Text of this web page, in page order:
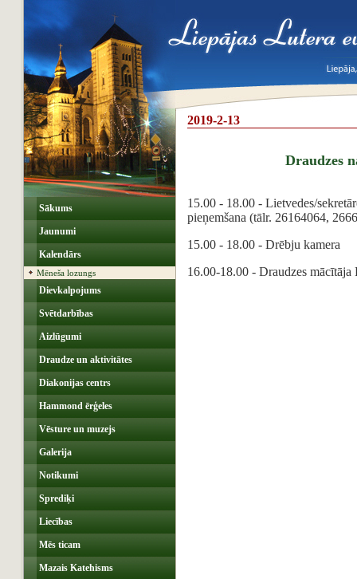
Sākums
Jaunumi
Kalendārs
Mēneša lozungs
Dievkalpojums
Svētdarbības
Aizlūgumi
Draudze un aktivitātes
Diakonijas centrs
Hammond ērģeles
Vēsture un muzejs
Galerija
Notikumi
Sprediķi
Liecības
Mēs ticam
Mazais Katehisms
2019-2-13
Draudzes
15.00 - 18.00 - Lietvedes/
pieņemšana (tālr. 26164064,
15.00 - 18.00 - Drēbju kamera
16.00-18.00 - Draudzes mācītāja